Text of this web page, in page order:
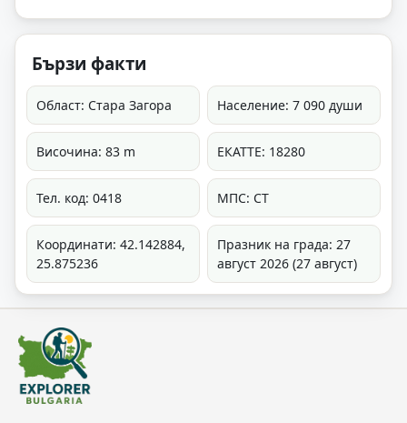
Бързи факти
Област: Стара Загора Население: 7 090 души
Височина: 83 m ЕКАТТЕ: 18280
Тел. код: 0418 МПС: СТ
Координати: 42.142884,
25.875236
Празник на града: 27
август 2026 (27 август)